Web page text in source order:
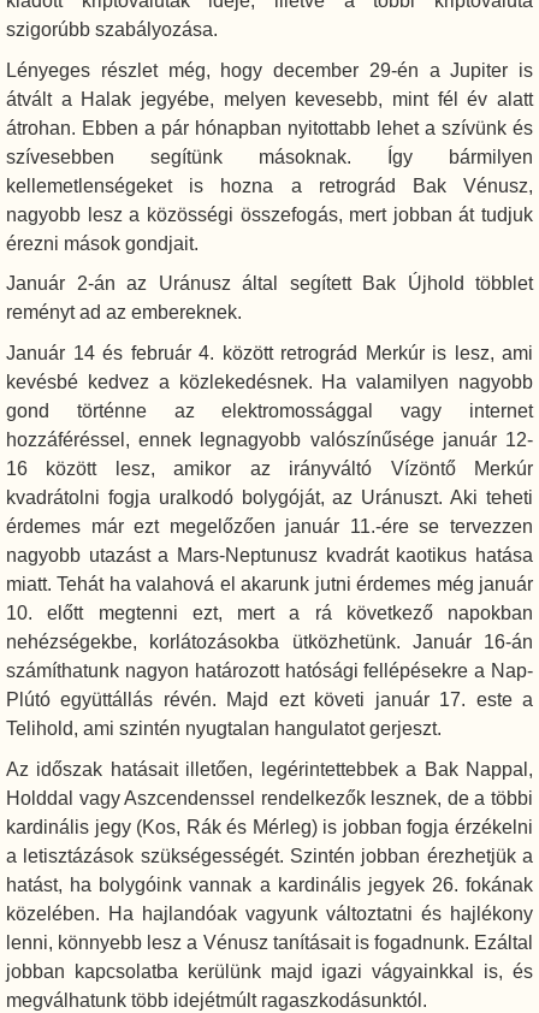
szigorúbb szabályozása.
Lényeges részlet még, hogy december 29-én a Jupiter is
átvált a Halak jegyébe, melyen kevesebb, mint fél év alatt
átrohan. Ebben a pár hónapban nyitottabb lehet a szívünk és
szívesebben segítünk másoknak. Így bármilyen
kellemetlenségeket is hozna a retrográd Bak Vénusz,
nagyobb lesz a közösségi összefogás, mert jobban át tudjuk
érezni mások gondjait.
Január 2-án az Uránusz által segített Bak Újhold többlet
reményt ad az embereknek.
Január 14 és február 4. között retrográd Merkúr is lesz, ami
kevésbé kedvez a közlekedésnek. Ha valamilyen nagyobb
gond történne az elektromossággal vagy internet
hozzáféréssel, ennek legnagyobb valószínűsége január 12-
16 között lesz, amikor az irányváltó Vízöntő Merkúr
kvadrátolni fogja uralkodó bolygóját, az Uránuszt. Aki teheti
érdemes már ezt megelőzően január 11.-ére se tervezzen
nagyobb utazást a Mars-Neptunusz kvadrát kaotikus hatása
miatt. Tehát ha valahová el akarunk jutni érdemes még január
10. előtt megtenni ezt, mert a rá következő napokban
nehézségekbe, korlátozásokba ütközhetünk. Január 16-án
számíthatunk nagyon határozott hatósági fellépésekre a Nap-
Plútó együttállás révén. Majd ezt követi január 17. este a
Telihold, ami szintén nyugtalan hangulatot gerjeszt.
Az időszak hatásait illetően, legérintettebbek a Bak Nappal,
Holddal vagy Aszcendenssel rendelkezők lesznek, de a többi
kardinális jegy (Kos, Rák és Mérleg) is jobban fogja érzékelni
a letisztázások szükségességét. Szintén jobban érezhetjük a
hatást, ha bolygóink vannak a kardinális jegyek 26. fokának
közelében. Ha hajlandóak vagyunk változtatni és hajlékony
lenni, könnyebb lesz a Vénusz tanításait is fogadnunk. Ezáltal
jobban kapcsolatba kerülünk majd igazi vágyainkkal is, és
megválhatunk több idejétmúlt ragaszkodásunktól.